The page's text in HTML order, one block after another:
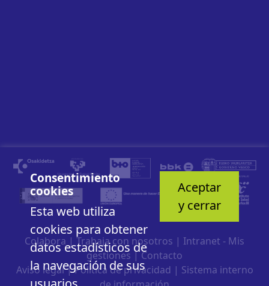
Consentimiento
cookies
Esta web utiliza
cookies para obtener
datos estadísticos de
la navegación de sus
Aceptar
y cerrar
Colabora | Trabaja con nosotros | Intranet - Mis
gestiones |Contacto
Aviso legal|Política de privacidad | Sistema interno